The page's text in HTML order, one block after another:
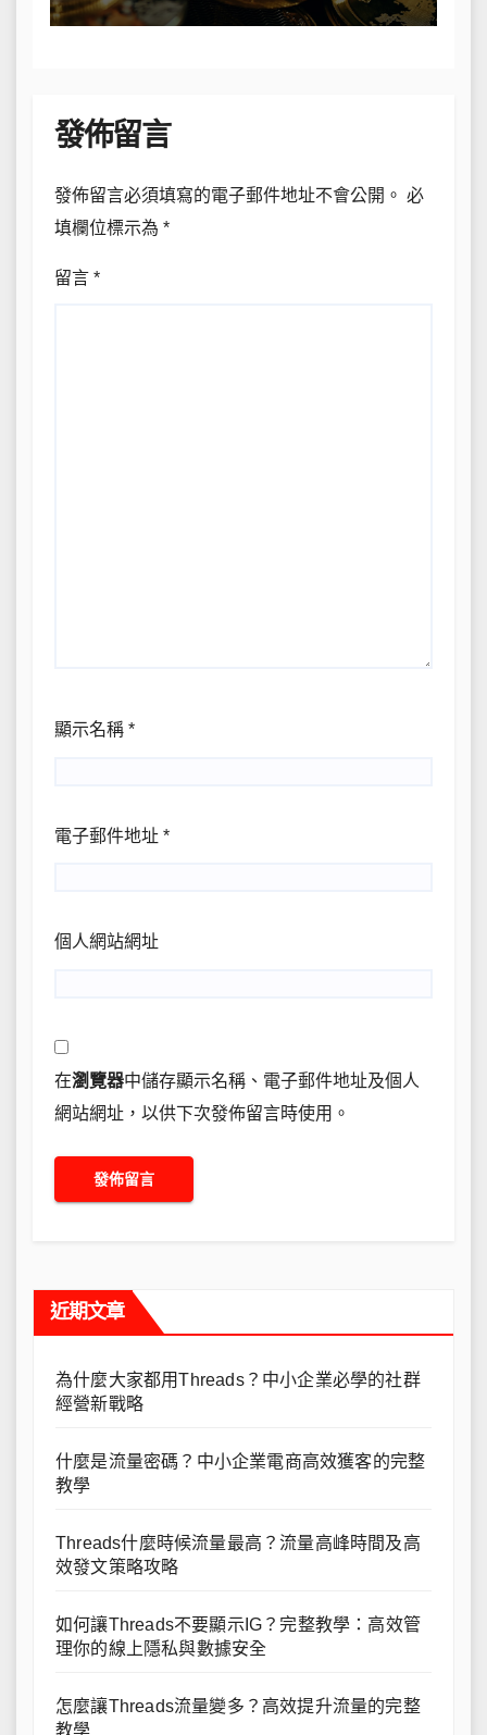
發佈留言
發佈留言必須填寫的電子郵件地址不會公開。 必
填欄位標示為 *
留言 *
顯示名稱 *
電子郵件地址 *
個人網站網址
在瀏覽器中儲存顯示名稱、電子郵件地址及個人
網站網址，以供下次發佈留言時使用。
近期文章
為什麼大家都用Threads？中小企業必學的社群
經營新戰略
什麼是流量密碼？中小企業電商高效獲客的完整
教學
Threads什麼時候流量最高？流量高峰時間及高
效發文策略攻略
如何讓Threads不要顯示IG？完整教學：高效管
理你的線上隱私與數據安全
怎麼讓Threads流量變多？高效提升流量的完整
教學